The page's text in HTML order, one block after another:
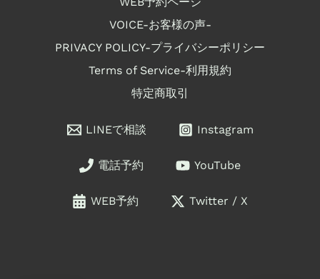
VOICE-お客様の声-
PRIVACY POLICY-プライバシーポリシー
Terms of Service-利用規約
特定商取引
LINEで相談 Instagram
電話予約 YouTube
WEB予約 Twitter / X